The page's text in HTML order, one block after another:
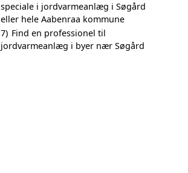
speciale i jordvarmeanlæg i Søgård
eller hele Aabenraa kommune
7) Find en professionel til
jordvarmeanlæg i byer nær Søgård